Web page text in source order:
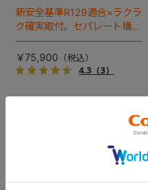
新安全基準R129適合×ラクラ
ク確実取付。セパレート構造
で安全性と使いやすさにこだ
わった「THE S（ザ・エ
ス）」のスタンダードモデ
￥75,900
4.3（3）